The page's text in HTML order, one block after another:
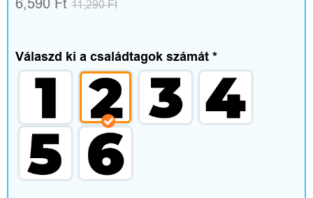
é
s
i
e
6,590 Ft 11,290Ft
Válaszd ki a családtagok számát *